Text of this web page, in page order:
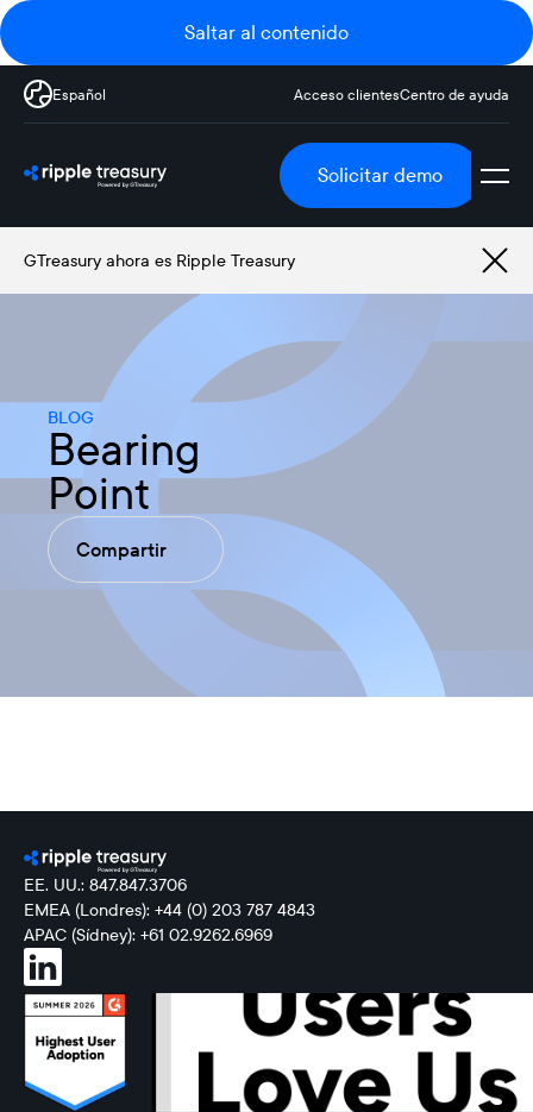
Saltar al contenido
Español Acceso clientesCentro de ayuda
Solicitar demo
GTreasury ahora es Ripple Treasury
BLOG
Bearing
Point
Compartir
EE. UU.: 847.847.3706
EMEA (Londres): +44 (0) 203 787 4843
APAC (Sídney): +61 02.9262.6969